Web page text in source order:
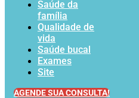
Saúde da
família
Qualidade de
vida
Saúde bucal
Exames
Site
AGENDE SUA CONSULTA!